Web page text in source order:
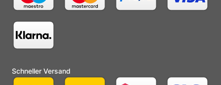
Schneller Versand